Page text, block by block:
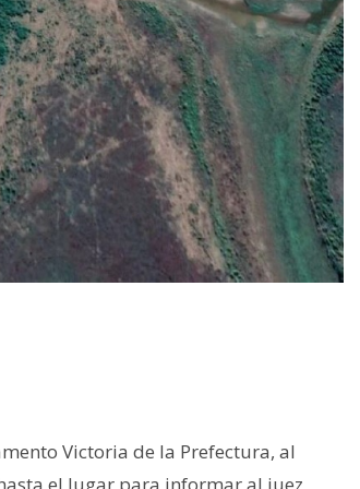
Victoria de la Prefectura, al